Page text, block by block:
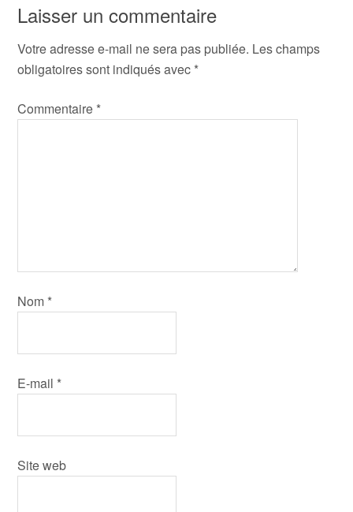
Laisser un commentaire
Votre adresse e-mail ne sera pas publiée. Les champs
obligatoires sont indiqués avec *
Commentaire *
Nom *
E-mail *
Site web